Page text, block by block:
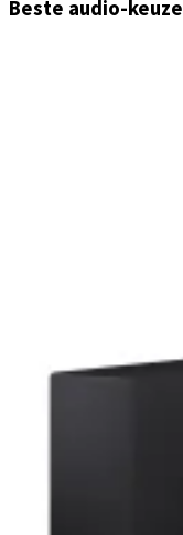
Beste audio-keuze